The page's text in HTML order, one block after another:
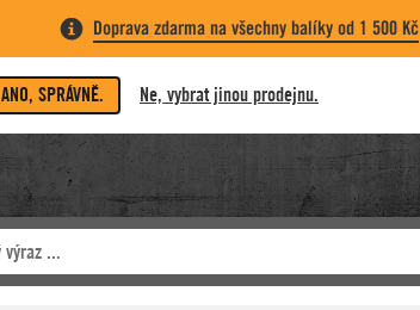
Doprava zdarma na všechny balíky od 1 500 Kč
ANO, SPRÁVNĚ. Ne, vybrat jinou prodejnu.